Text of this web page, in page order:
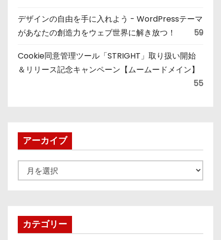
デザインの自由を手に入れよう - WordPressテーマ
があなたの創造力をウェブ世界に解き放つ！
59
Cookie同意管理ツール「STRIGHT」取り扱い開始
＆リリース記念キャンペーン【ムームードメイン】
55
アーカイブ
ー
ブカテゴリー